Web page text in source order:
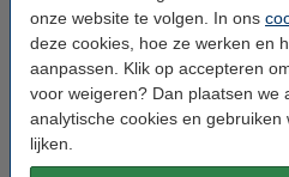
onze website te volgen. In ons
deze cookies, hoe ze werken en
aanpassen. Klik op accepteren
voor weigeren? Dan plaatsen we
analytische cookies en
lijken.
Poolster
kerstverlichting